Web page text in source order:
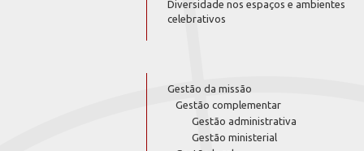
Diversidade nos espaços e ambientes
celebrativos
Gestão da missão
Gestão complementar
Gestão administrativa
Gestão ministerial